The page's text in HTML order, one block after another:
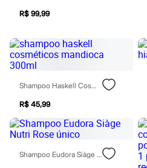
Calcinhas
Meias
Pijamas
Moda praia
Biquínis e Maiôs
Blusas de proteção
Sungas
Personagens
Bluey
Disney
Hello Kitty
Minecraft
R$ 99,99
Shampoo Haskell Cosméticos Mandioca 300ml
R$ 45,99
Shampoo Eudora Siàge Nutri Rose Único